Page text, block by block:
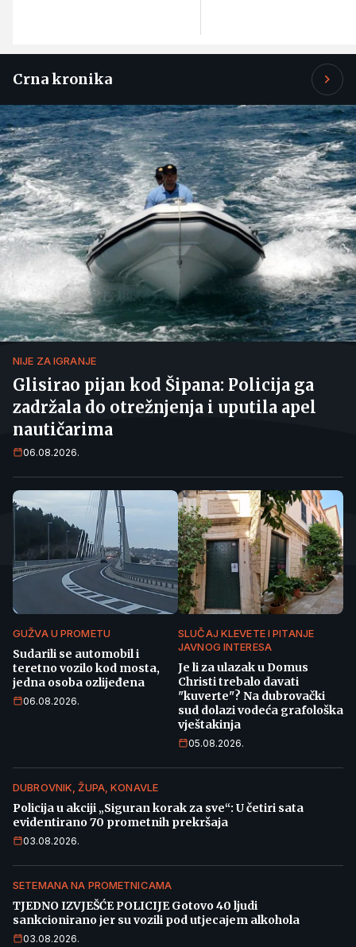
Crna kronika
NIJE ZA IGRANJE
Glisirao pijan kod Šipana: Policija ga
zadržala do otrežnjenja i uputila apel
nautičarima
06.08.2026.
GUŽVA U PROMETU
Sudarili se automobil i
teretno vozilo kod mosta,
jedna osoba ozlijeđena
06.08.2026.
SLUČAJ KLEVETE I PITANJE
JAVNOG INTERESA
Je li za ulazak u Domus
Christi trebalo davati
"kuverte"? Na dubrovački
sud dolazi vodeća grafološka
vještakinja
05.08.2026.
DUBROVNIK, ŽUPA, KONAVLE
Policija u akciji „Siguran korak za sve“: U četiri sata
evidentirano 70 prometnih prekršaja
03.08.2026.
SETEMANA NA PROMETNICAMA
TJEDNO IZVJEŠĆE POLICIJE Gotovo 40 ljudi
sankcionirano jer su vozili pod utjecajem alkohola
03.08.2026.